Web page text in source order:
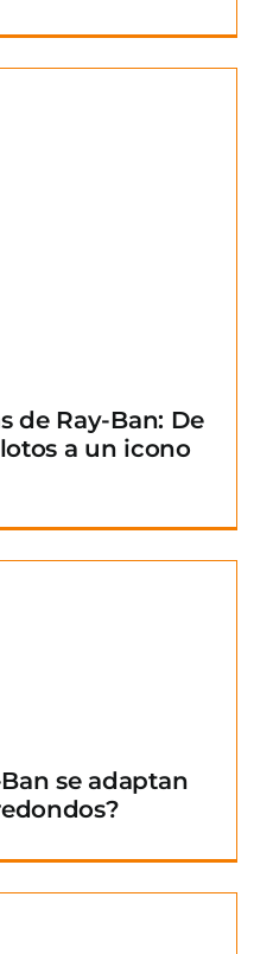
de Ray-Ban: De
a un icono
se adaptan